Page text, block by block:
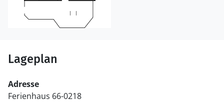
Lageplan
Adresse
Ferienhaus 66-0218